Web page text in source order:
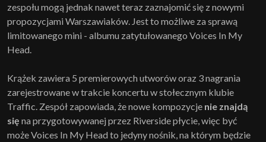
zespołu mogą jednak nawet teraz zaznajomić się z nowymi
propozycjami Warszawiaków. Jest to możliwe za sprawą
limitowanego mini - albumu zatytułowanego Voices In My
Head.
Krążek zawiera 5 premierowych utworów oraz 3 nagrania
zarejestrowane w trakcie koncertu w stołecznym klubie
Traffic. Zespół zapowiada, że nowe kompozycje nie znajdą
się na przygotowywanej przez Riverside płycie, więc być
może Voices In My Head to jedyny nośnik, na którym będzie